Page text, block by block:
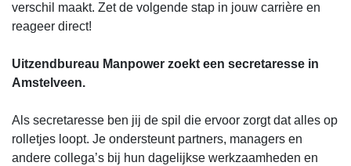
verschil maakt. Zet de volgende stap in jouw carrière en
reageer direct!
Uitzendbureau Manpower zoekt een secretaresse in
Amstelveen.
Als secretaresse ben jij de spil die ervoor zorgt dat alles op
rolletjes loopt. Je ondersteunt partners, managers en
andere collega’s bij hun dagelijkse werkzaamheden en